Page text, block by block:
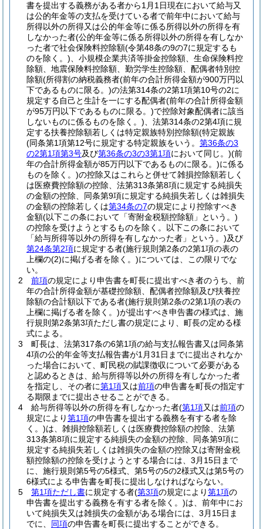
書を提出する義務がある者から1月1日現在において給与又
は公的年金等の支払を受けている者で前年中において給与
所得以外の所得又は公的年金等に係る所得以外の所得を有
しなかった者(公的年金等に係る所得以外の所得を有しなか
った者で社会保険料控除額(令第48条の9の7に規定するも
のを除く。) 、小規模企業共済等掛金控除額、生命保険料控
除額、地震保険料控除額、勤労学生控除額、配偶者特別控
除額(所得割の納税義務者(前年の合計所得金額が900万円以
下であるものに限る。)の法第314条の2第1項第10号の2に
規定する自己と生計を一にする配偶者(前年の合計所得金額
が95万円以下であるものに限る。)で控除対象配偶者に該当
しないものに係るものを除く。) 、法第314条の2第4項に規
定する扶養控除額若しくは特定親族特別控除額(特定親族
(同条第1項第12号に規定する特定親族をいう。 第36条の3
の2第1項第3号及び第36条の3の3第1項において同じ。)(前
年の合計所得金額が85万円以下であるものに限る。)に係る
ものを除く。)の控除又はこれらと併せて雑損控除額若しく
は医療費控除額の控除、法第313条第8項に規定する純損失
の金額の控除、同条第9項に規定する純損失若しくは雑損失
の金額の控除若しくは第34条の7の規定により控除すべき
金額(以下この条において「寄附金税額控除額」という。)
の控除を受けようとするものを除く。以下この条において
「給与所得等以外の所得を有しなかった者」という。)及び
第24条第2項に規定する者(施行規則第2条の2第1項の表の
上欄の(2)に掲げる者を除く。)については、この限りでな
い。
2
前項の規定により申告書を町長に提出すべき者のうち、前
年の合計所得金額が基礎控除額、配偶者控除額及び扶養控
除額の合計額以下である者(施行規則第2条の2第1項の表の
上欄に掲げる者を除く。)が提出すべき申告書の様式は、施
行規則第2条第3項ただし書の規定により、町長の定める様
式による。
3
町長は、法第317条の6第1項の給与支払報告書又は同条第
4項の公的年金等支払報告書が1月31日までに提出されなか
った場合において、町民税の賦課徴収について必要がある
と認めるときは、給与所得等以外の所得を有しなかった者
を指定し、その者に第1項又は前項の申告書を町長の指定す
る期限までに提出させることができる。
4
給与所得等以外の所得を有しなかった者(第1項又は前項の
規定により第1項の申告書を提出する義務を有する者を除
く。)は、雑損控除額若しくは医療費控除額の控除、法第
313条第8項に規定する純損失の金額の控除、同条第9項に
規定する純損失若しくは雑損失の金額の控除又は寄附金税
額控除額の控除を受けようとする場合には、3月15日まで
に、施行規則第5号の5様式、第5号の5の2様式又は第5号の
6様式による申告書を町長に提出しなければならない。
5
第1項ただし書に規定する者(第3項の規定により第1項の
申告書を提出する義務を有する者を除く。)は、前年中にお
いて純損失又は雑損失の金額がある場合には、3月15日ま
でに、 同項の申告書を町長に提出することができる。